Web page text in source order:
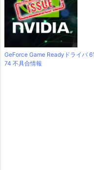
GeForce Game Readyドライバ
74 不具合情報